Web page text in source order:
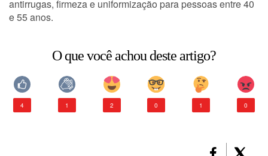
antirrugas, firmeza e uniformização para pessoas entre 40
e 55 anos.
O que você achou deste artigo?
4 1 2 0 1 0